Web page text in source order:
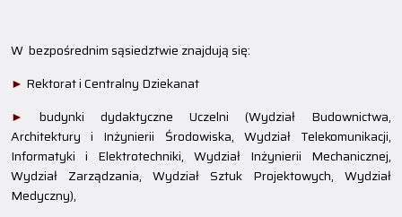
W bezpośrednim sąsiedztwie znajdują się:
► Rektorat i Centralny Dziekanat
► budynki dydaktyczne Uczelni (Wydział Budownictwa,
Architektury i Inżynierii Środowiska, Wydział Telekomunikacji,
Informatyki i Elektrotechniki, Wydział Inżynierii Mechanicznej,
Wydział Zarządzania, Wydział Sztuk Projektowych, Wydział
Medyczny),